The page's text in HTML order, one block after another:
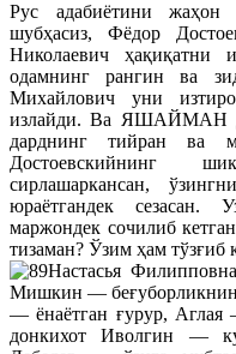
Рус адабиётини жаҳон
шубҳасиз, Фёдор
Николаевич ҳақиқатни
одамнинг рангин ва
Михайлович уни
излайди. Ва ЯШАЙМАН
дарднинг тийран ва
Достоевскийнинг
сирлашаркансан,
юраётгандек сезасан.
маржондек сочилиб
тизаман? Ўзим ҳам тўзғиб
Настасья
Мишкин —
— ёнаётган ғурур, Аглая
донкихот Иволгин —